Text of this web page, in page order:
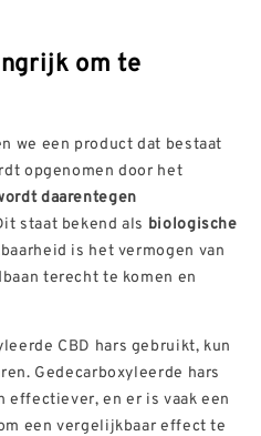
om te
we een product dat bestaat
opgenomen door het
daarentegen
staat bekend als biologische
is het vermogen van
terecht te komen en
CBD hars gebruikt, kun
Gedecarboxyleerde hars
en er is vaak een
een vergelijkbaar effect te